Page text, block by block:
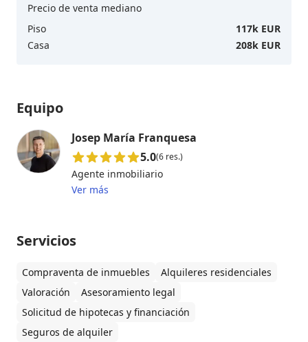
Precio de venta mediano
Piso
117k EUR
Casa
208k EUR
Equipo
Josep María Franquesa
5.0(6 res.)
Agente inmobiliario
Ver más
Servicios
Compraventa de inmuebles
Alquileres residenciales
Valoración
Asesoramiento legal
Solicitud de hipotecas y financiación
Seguros de alquiler